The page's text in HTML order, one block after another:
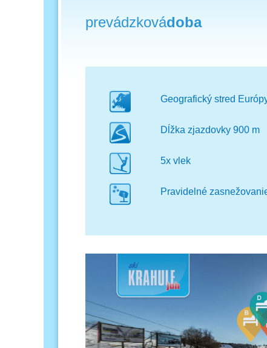
prevádzkovádoba
Geografický stred
Dĺžka zjazdovky 900 m
5x vlek
Pravidelné